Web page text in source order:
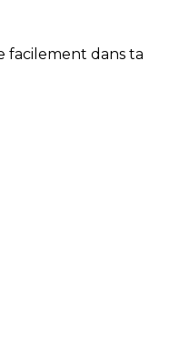
facilement dans ta